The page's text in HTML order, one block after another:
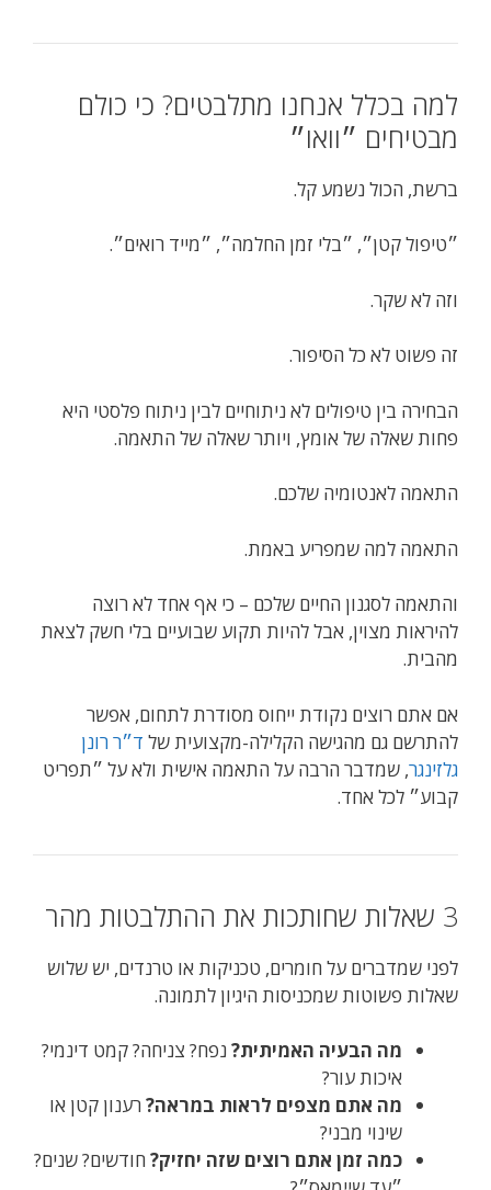
למה בכלל אנחנו מתלבטים? כי כולם
מבטיחים ״וואו״
ברשת, הכול נשמע קל.
״טיפול קטן״, ״בלי זמן החלמה״, ״מייד רואים״.
וזה לא שקר.
זה פשוט לא כל הסיפור.
הבחירה בין טיפולים לא ניתוחיים לבין ניתוח פלסטי היא
פחות שאלה של אומץ, ויותר שאלה של התאמה.
התאמה לאנטומיה שלכם.
התאמה למה שמפריע באמת.
והתאמה לסגנון החיים שלכם – כי אף אחד לא רוצה
להיראות מצוין, אבל להיות תקוע שבועיים בלי חשק לצאת
מהבית.
אם אתם רוצים נקודת ייחוס מסודרת לתחום, אפשר
להתרשם גם מהגישה הקלילה-מקצועית של ד״ר רונן
גלזינגר, שמדבר הרבה על התאמה אישית ולא על ״תפריט
קבוע״ לכל אחד.
3 שאלות שחותכות את ההתלבטות מהר
לפני שמדברים על חומרים, טכניקות או טרנדים, יש שלוש
שאלות פשוטות שמכניסות היגיון לתמונה.
מה הבעיה האמיתית? נפח? צניחה? קמט דינמי?
איכות עור?
מה אתם מצפים לראות במראה? רענון קטן או
שינוי מבני?
כמה זמן אתם רוצים שזה יחזיק? חודשים? שנים?